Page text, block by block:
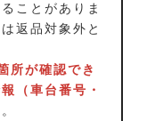
ことがありま
返品対象外と
所が確認でき
（車台番号・